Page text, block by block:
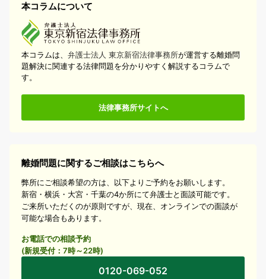
本コラムについて
本コラムは、 弁護士法人 東京新宿法律事務所が運営する離婚問
題解決に関連する法律問題を分かりやすく解説するコラムで
す。
法律事務所サイトへ
離婚問題に関するご相談はこちらへ
弊所にご相談希望の方は、以下よりご予約をお願いします。
新宿・横浜・大宮・千葉の4か所にて弁護士と面談可能です。
ご来所いただくのが原則ですが、現在、オンラインでの面談が
可能な場合もあります。
お電話での相談予約
(新規受付：7時～22時)
0120-069-052